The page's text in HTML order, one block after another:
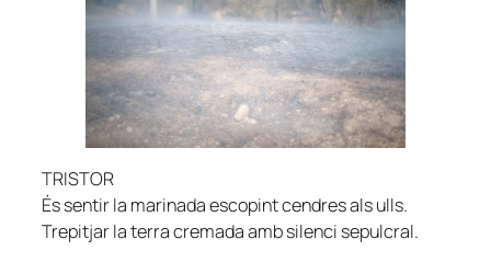
TRISTOR
És sentir la marinada escopint cendres als ulls.
Trepitjar la terra cremada amb silenci sepulcral.